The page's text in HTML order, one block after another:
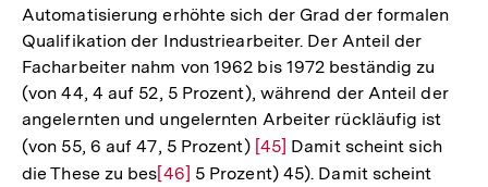
Automatisierung erhöhte sich der Grad der formalen
Qualifikation der Industriearbeiter. Der Anteil der
Facharbeiter nahm von 1962 bis 1972 beständig zu
(von 44, 4 auf 52, 5 Prozent), während der Anteil der
angelernten und ungelernten Arbeiter rückläufig ist
(von 55, 6 auf 47, 5 Prozent) Zur
Auflösung
[45] Damit scheint sich
die These zu besZur
[46] 5 Prozent) 45). Damit scheint